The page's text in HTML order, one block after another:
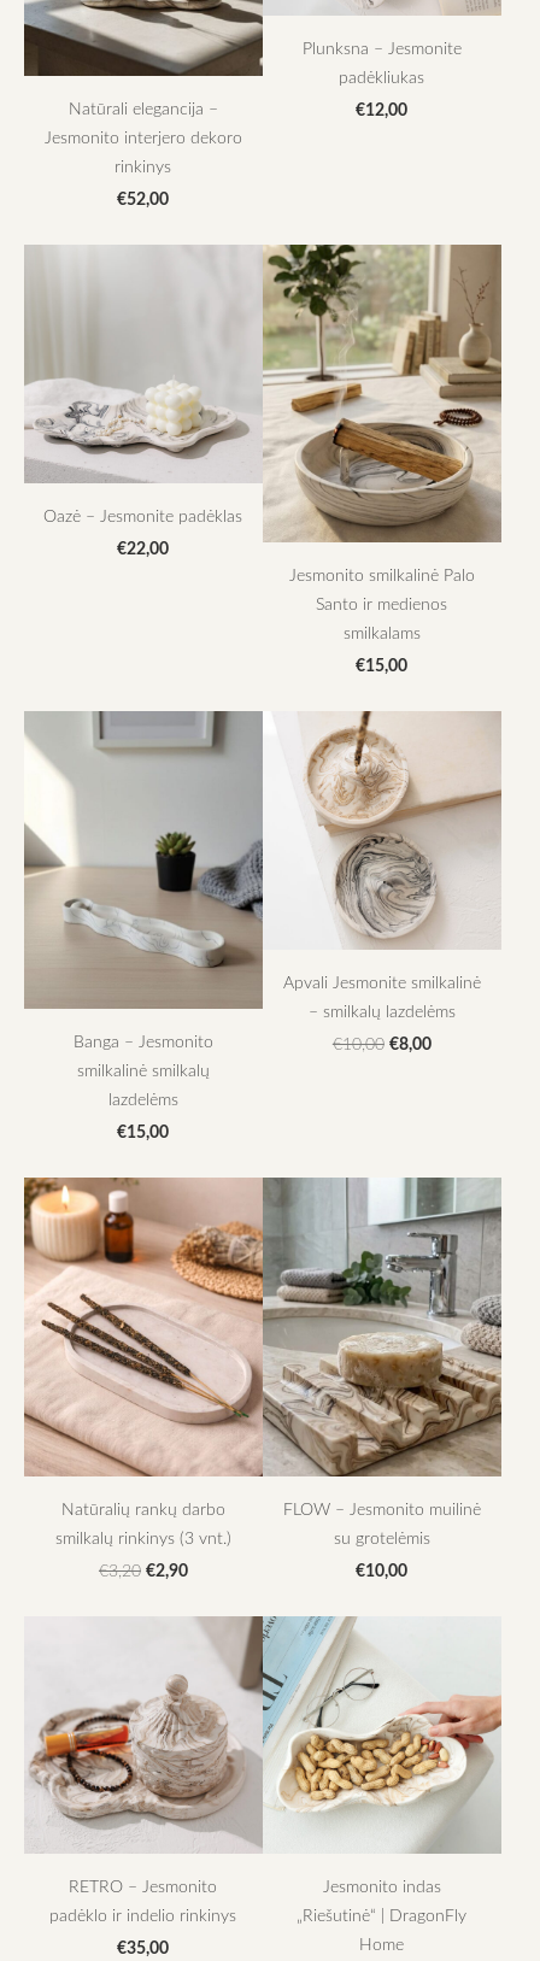
Natūrali elegancija –
Jesmonito interjero dekoro
rinkinys
€52,00
Plunksna – Jesmonite
padėkliukas
€12,00
Oazė – Jesmonite padėklas
€22,00
Jesmonito smilkalinė Palo
Santo ir medienos
smilkalams
€15,00
Banga – Jesmonito
smilkalinė smilkalų
lazdelėms
€15,00
Apvali Jesmonite smilkalinė
– smilkalų lazdelėms
€10,00 €8,00
Natūralių rankų darbo
smilkalų rinkinys (3 vnt.)
€3,20 €2,90
FLOW – Jesmonito muilinė
su grotelėmis
€10,00
RETRO – Jesmonito
padėklo ir indelio rinkinys
€35,00
Jesmonito indas
„Riešutinė“ | DragonFly
Home